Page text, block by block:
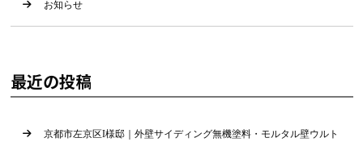
お知らせ
最近の投稿
京都市左京区I様邸｜外壁サイディング無機塗料・モルタル壁ウルト